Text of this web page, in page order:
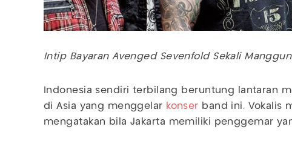
Intip Bayaran Avenged Sevenfold Sekali
Indonesia sendiri terbilang beruntung lantaran
di Asia yang menggelar konser band ini. Vokalis
mengatakan bila Jakarta memiliki penggemar